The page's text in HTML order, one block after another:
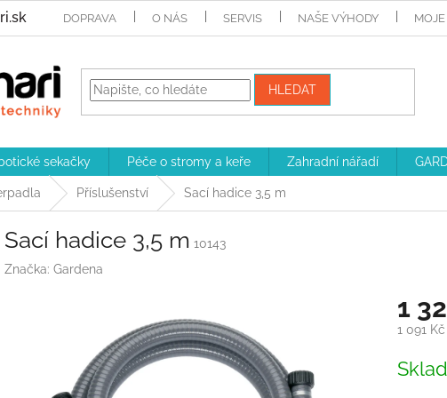
DOPRAVA O NÁS SERVIS NAŠE VÝHODY MOJE
HLEDAT
sekačky Péče o stromy a keře Zahradní nářadí
Příslušenství Sací hadice 3,5 m
Sací hadice 3,5 m 10143
Značka: Gardena
1
1 091
cena: